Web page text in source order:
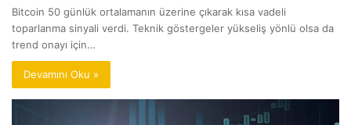
Bitcoin 50 günlük ortalamanın üzerine çıkarak kısa vadeli
toparlanma sinyali verdi. Teknik göstergeler yükseliş yönlü olsa da
trend onayı için…
Devamını Oku »